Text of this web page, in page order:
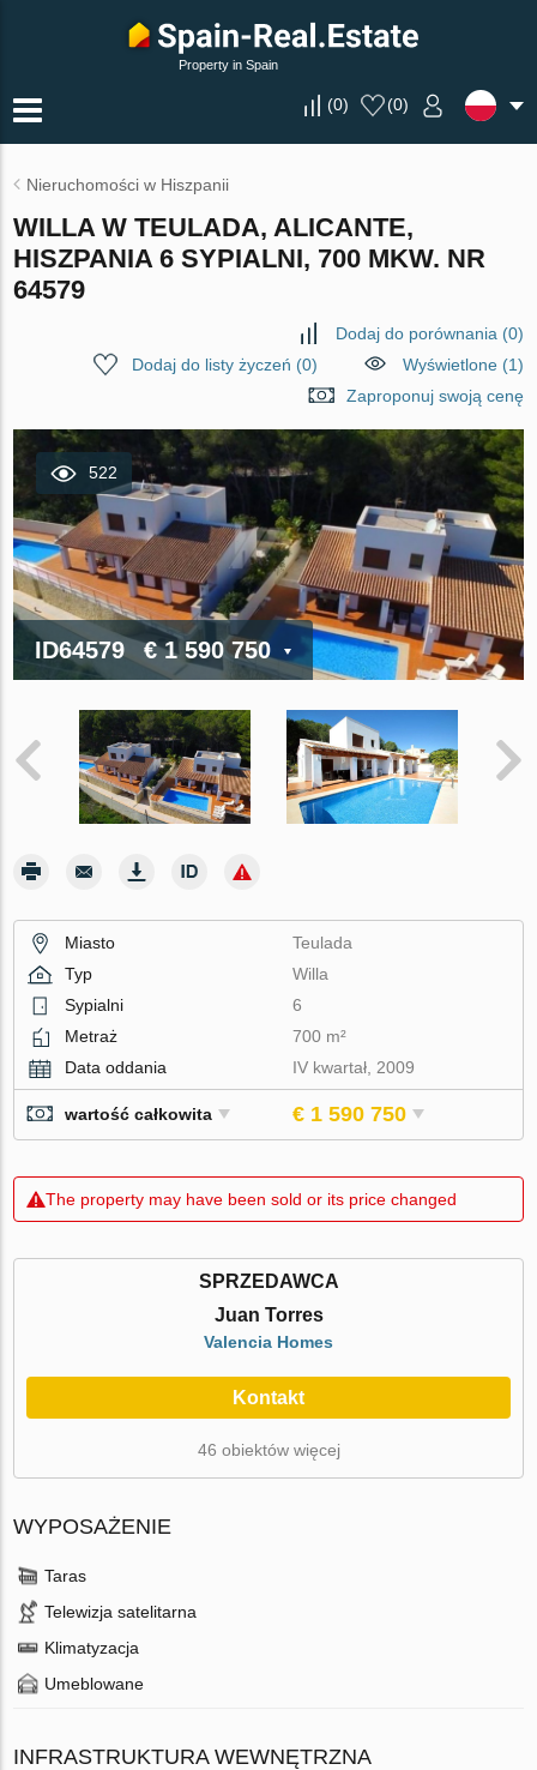
Property in Spain
(0) (0)
Nieruchomości w Hiszpanii
WILLA W TEULADA, ALICANTE,
HISZPANIA 6 SYPIALNI, 700 MKW. NR
64579
Dodaj do porównania (0)
Dodaj do listy życzeń (0)
Wyświetlone (1)
Zaproponuj swoją cenę
522
ID64579 € 1 590 750
Miasto
Teulada
Typ
Willa
Sypialni
6
Metraż
700 m²
Data oddania
IV kwartał, 2009
wartość całkowita € 1 590 750
The property may have been sold or its price changed
SPRZEDAWCA
Juan Torres
Valencia Homes
Kontakt
46 obiektów więcej
WYPOSAŻENIE
Taras
Telewizja satelitarna
Klimatyzacja
Umeblowane
INFRASTRUKTURA WEWNĘTRZNA